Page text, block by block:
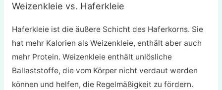
Weizenkleie vs. Haferkleie
Haferkleie ist die äußere Schicht des Haferkorns. Sie
hat mehr Kalorien als Weizenkleie, enthält aber auch
mehr Protein. Weizenkleie enthält unlösliche
Ballaststoffe, die vom Körper nicht verdaut werden
können und helfen, die Regelmäßigkeit zu fördern.